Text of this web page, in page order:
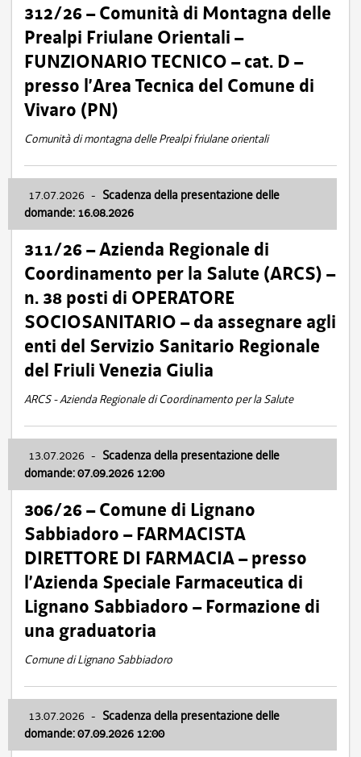
312/26 – Comunità di Montagna delle
Prealpi Friulane Orientali –
FUNZIONARIO TECNICO – cat. D –
presso l’Area Tecnica del Comune di
Vivaro (PN)
Comunità di montagna delle Prealpi friulane orientali
17.07.2026 - Scadenza della presentazione delle
domande: 16.08.2026
311/26 – Azienda Regionale di
Coordinamento per la Salute (ARCS) –
n. 38 posti di OPERATORE
SOCIOSANITARIO – da assegnare agli
enti del Servizio Sanitario Regionale
del Friuli Venezia Giulia
ARCS - Azienda Regionale di Coordinamento per la Salute
13.07.2026 - Scadenza della presentazione delle
domande: 07.09.2026 12:00
306/26 – Comune di Lignano
Sabbiadoro – FARMACISTA
DIRETTORE DI FARMACIA – presso
l’Azienda Speciale Farmaceutica di
Lignano Sabbiadoro – Formazione di
una graduatoria
Comune di Lignano Sabbiadoro
13.07.2026 - Scadenza della presentazione delle
domande: 07.09.2026 12:00